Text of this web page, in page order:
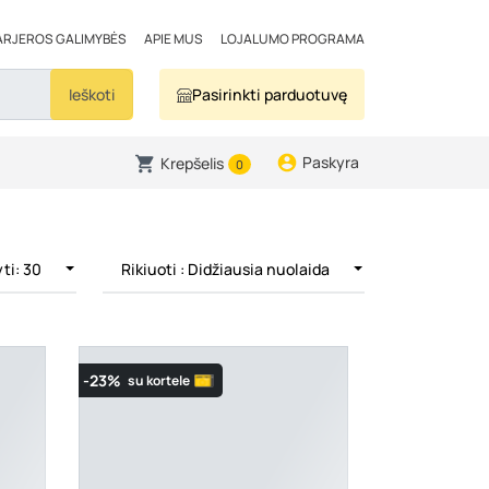
GALIMYBĖS APIE MUS LOJALUMO PROGRAMA
Ieškoti Pasirinkti parduotuvę
Krepšelis 0 Paskyra
30 Rikiuoti : Didžiausia nuolaida
-23% su kortele